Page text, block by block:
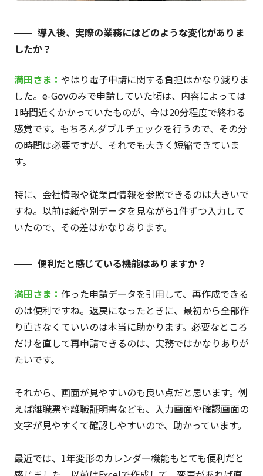
導入後、実際の業務にはどのような変化がありま
したか？
満田さま： やはり電子申請に関する負担はかなり減りま
した。e-Govのみで申請していた頃は、内容によっては
1時間近くかかっていたものが、今は20分程度で終わる
感覚です。もちろんダブルチェックを行うので、その分
の時間は必要ですが、それでも大きく短縮できていま
す。
特に、会社情報や従業員情報を参照できるのは大きいで
すね。以前は紙や別データを見ながら1件ずつ入力して
いたので、その差はかなりあります。
便利だと感じている機能はありますか？
満田さま： 作った申請データを引用して、再作成できる
のは便利ですね。返戻になったときに、最初から全部作
り直さなくていいのは本当に助かります。必要なところ
だけを直して再申請できるのは、実務ではかなりありが
たいです。
それから、画面が見やすいのも良い点だと思います。例
えば離職票や離職証明書なども、入力画面や確認画面の
文字が見やすくて確認しやすいので、助かっています。
最近では、1年変形のカレンダー機能もとても便利だと